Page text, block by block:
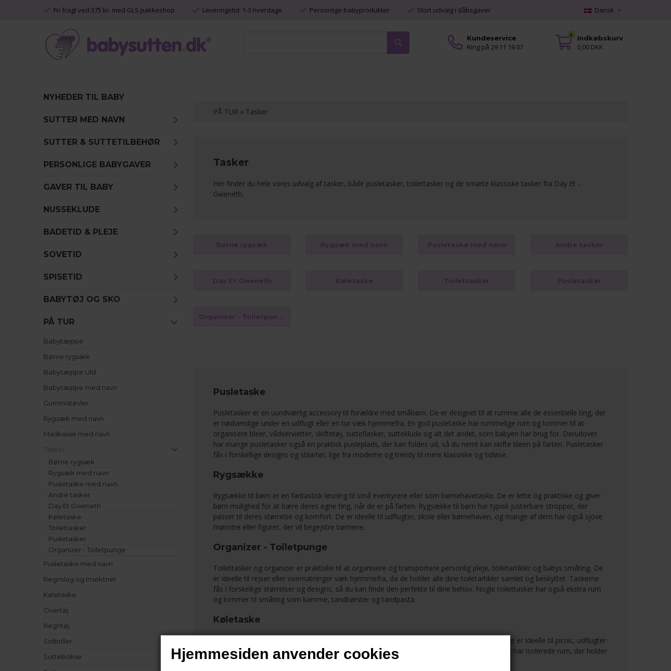
Hjemmesiden anvender cookies
Fri fragt ved 375 kr. med GLS pakkeshop Leveringstid: 1-3 hverdage Personlige babyprodukter Stort udvalg i dåbsgaver Dansk
Kundeservice
Ring på 29 11 19 07
Indkøbskurv
0,00 DKK
0
NYHEDER TIL BABY
SUTTER MED NAVN
SUTTER & SUTTETILBEHØR
PERSONLIGE BABYGAVER
GAVER TIL BABY
NUSSEKLUDE
BADETID & PLEJE
SOVETID
SPISETID
BABYTØJ OG SKO
PÅ TUR
Babytæppe
Børne rygsæk
Babytæppe Uld
Babytæppe med navn
Gummistøvler
Rygsæk med navn
Madkasse med navn
Tasker
Børne rygsæk
Rygsæk med navn
Pusletaske med navn
Andre tasker
Day Et Gweneth
Køletaske
Toilettasker
Pusletasker
Organizer - Toiletpunge
Pusletaske med navn
Regnslag og Insektnet
Køletaske
Overtøj
Regntøj
Solbriller
Suttebokse
PÅ TUR » Tasker
Tasker
Her finder du hele vores udvalg af tasker, både pusletasker, toilettasker og de smarte klassiske tasker fra Day Et -
Gweneth.
Børne rygsæk Rygsæk med navn Pusletaske med navn Andre tasker
Day Et Gweneth Køletaske Toilettasker Pusletasker
Organizer - Toiletpunge
Pusletaske
Pusletasker er en uundværlig accessory til forældre med småbørn. De er designet til at rumme alle de essentielle ting, der
er nødvendige under en udflugt eller en tur væk hjemmefra. En god pusletaske har rummelige rum og lommer til at
organisere bleer, vådservietter, skiftetøj, sutteflasker, sutteklude og alt det andet, som babyen har brug for. Derudover
har mange pusletasker også en praktisk pusleplads, der kan foldes ud, så du nemt kan skifte bleen på farten. Pusletasker
fås i forskellige designs og stilarter, lige fra moderne og trendy til mere klassiske og tidløse.
Rygsække
Rygsække til børn er en fantastisk løsning til små eventyrere eller som børnehavetaske. De er lette og praktiske og giver
børn mulighed for at bære deres egne ting, når de er på farten. Rygsække til børn har typisk justerbare stropper, der
passer til deres størrelse og komfort. De er ideelle til udflugter, skole eller børnehaven, og mange af dem har også sjove
mønstre eller figurer, der vil begejstre børnene.
Organizer - Toiletpunge
Toilettasker og organizer er praktiske til at organisere og transportere personlig pleje, toiletartikler og babys småting. De
er ideelle til rejser eller overnatninger væk hjemmefra, da de holder alle dine toiletartikler samlet og beskyttet. Taskerne
fås i forskellige størrelser og designs, så du kan finde den perfekte til dine behov. Nogle toilettasker har også ekstra rum
og lommer til småting som kamme, tandbørster og tandpasta.
Køletaske
Køletasker er uundværlige, når du skal holde mad og drikkevarer friske og kolde på farten. De er ideelle til picnic, udflugter
eller længere rejser. Køletasker kommer i forskellige størrelser og former, og mange af dem har isolerede rum, der holder
mad og drikke kolde i længere tid.